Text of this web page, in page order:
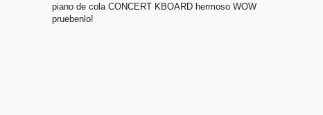
piano de cola CONCERT KBOARD hermoso WOW
pruebenlo!